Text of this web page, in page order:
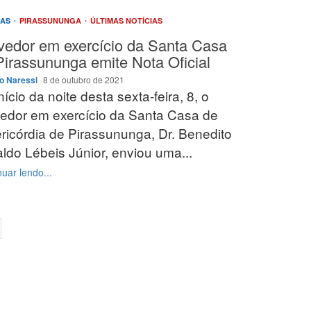
PIRASSUNUNGA ÚLTIMAS NOTÍCIAS
em exercício da Santa Casa
emite Nota Oficial
Naressi 8 de outubro de 2021
da noite desta sexta-feira, 8, o
em exercício da Santa Casa de
de Pirassununga, Dr. Benedito
Lébeis Júnior, enviou uma...
lendo...